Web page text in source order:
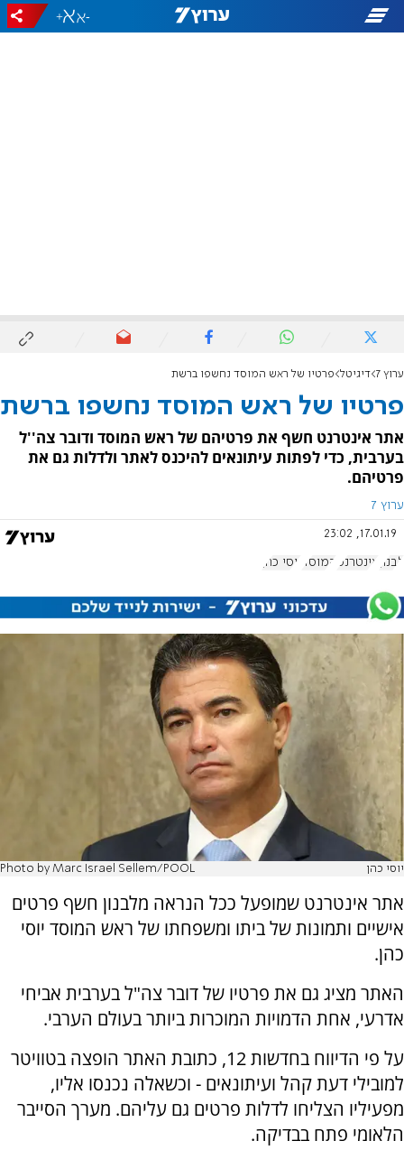
-
+
ערוץ 7 דיגיטל פרטיו של ראש המוסד נחשפו ברשת
פרטיו של ראש המוסד נחשפו ברשת
אתר אינטרנט חשף את פרטיהם של ראש המוסד ודובר צה''ל
בערבית, כדי לפתות עיתונאים להיכנס לאתר ולדלות גם את
פרטיהם.
ערוץ 7
17.01.19, 23:02
לבנון אינטרנט המוסד יוסי כהן
יוסי כהן Photo by Marc Israel Sellem/POOL
אתר אינטרנט שמופעל ככל הנראה מלבנון חשף פרטים
אישיים ותמונות של ביתו ומשפחתו של ראש המוסד יוסי
כהן.
האתר מציג גם את פרטיו של דובר צה"ל בערבית אביחי
אדרעי, אחת הדמויות המוכרות ביותר בעולם הערבי.
על פי הדיווח בחדשות 12, כתובת האתר הופצה בטוויטר
למובילי דעת קהל ועיתונאים - וכשאלה נכנסו אליו,
מפעיליו הצליחו לדלות פרטים גם עליהם. מערך הסייבר
הלאומי פתח בבדיקה.